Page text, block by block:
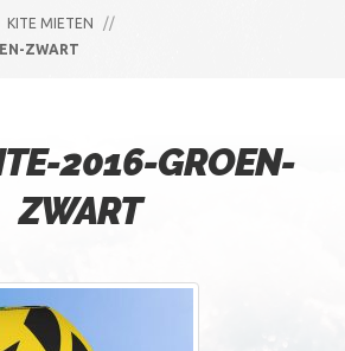
KITE MIETEN
//
ZWART
2016-GROEN-
ZWART